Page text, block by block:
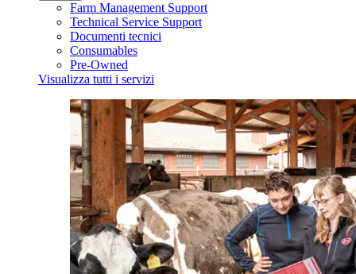
Farm Management Support
Technical Service Support
Documenti tecnici
Consumables
Pre-Owned
Visualizza tutti i servizi